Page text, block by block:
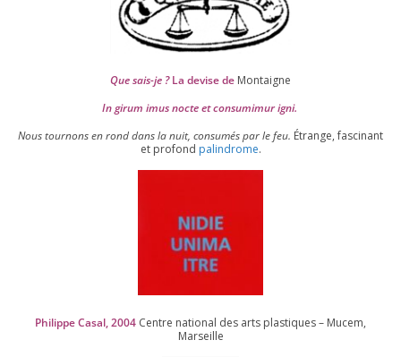
Que sais-je ?La devise de Montaigne
In girum imus nocte et consu­mi­mur igni.
Nous tour­nons en rond dans la nuit, consu­més par le feu. Étrange, fas­ci­nant
et pro­fond palin­drome.
Philippe Casal,2004 Centre natio­nal des arts plas­tiques – Mucem,
Marseille